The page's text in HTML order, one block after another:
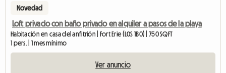
Novedad
Loft privado con baño privado en alquiler a pasos de la playa
Habitación en casa del anfitrión | Fort Erie (L0S 1B0) | 750 SQFT
1 pers. | 1 mes mínimo
Ver anuncio